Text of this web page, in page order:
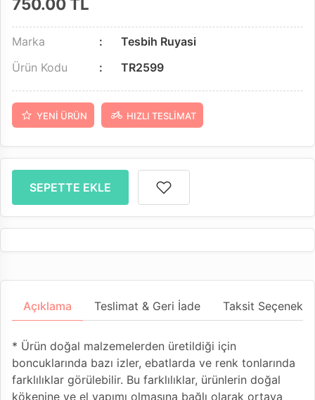
750.00TL
Marka
Tesbih Ruyasi
Ürün Kodu
TR2599
YENI ÜRÜN HIZLI TESLIMAT
SEPETTE EKLE
Açıklama Teslimat & Geri İade Taksit
* Ürün doğal malzemelerden üretildiği için
boncuklarında bazı izler, ebatlarda ve renk tonlarında
farklılıklar görülebilir. Bu farklılıklar, ürünlerin doğal
kökenine ve el yapımı olmasına bağlı olarak ortaya